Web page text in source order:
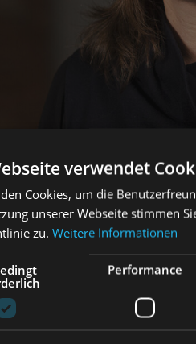
“ Kostüme
verwendet
Cookies, um die
unserer Webseite stimmen
zu. Weitere Informationen
Performance